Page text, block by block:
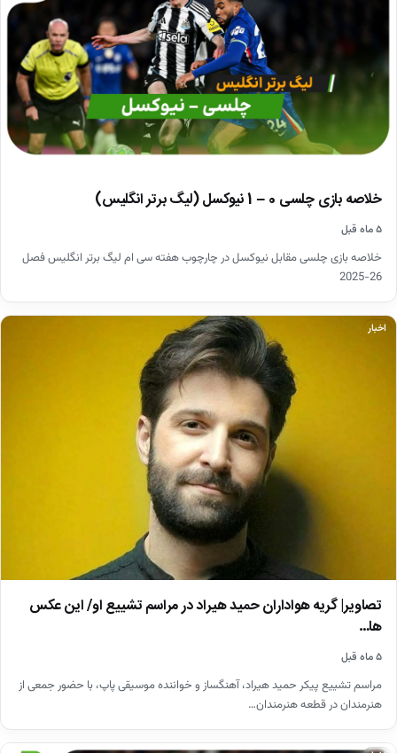
خلاصه بازی چلسی 0 – 1 نیوکسل (لیگ برتر انگلیس)
۵ ماه قبل
خلاصه بازی چلسی مقابل نیوکسل در چارچوب هفته سی ام لیگ برتر انگلیس فصل
26-2025
اخبار
تصاویر| گریه هواداران حمید هیراد در مراسم تشییع او/ این عکس
ها…
۵ ماه قبل
مراسم تشییع پیکر حمید هیراد، آهنگساز و خواننده موسیقی پاپ، با حضور جمعی از
هنرمندان در قطعه هنرمندان…